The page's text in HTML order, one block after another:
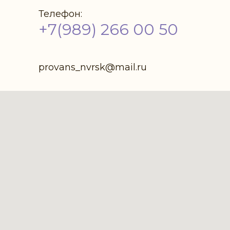
provans_nvrsk@mail.ru
Телефон:
+7(989) 266 00 50